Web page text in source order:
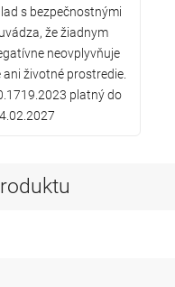
s bezpečnostnými
že žiadnym
neovplyvňuje
ani životné prostredie.
platný do